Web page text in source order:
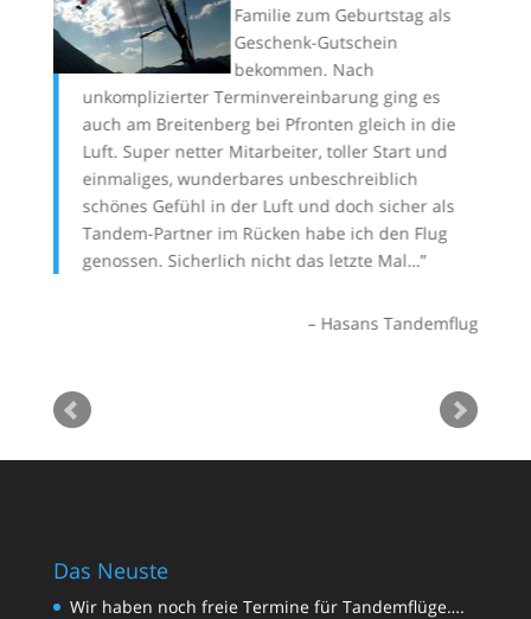
Familie zum Geburtstag als
Geschenk-Gutschein
bekommen. Nach
unkomplizierter Terminvereinbarung ging es
auch am Breitenberg bei Pfronten gleich in die
Luft. Super netter Mitarbeiter, toller Start und
einmaliges, wunderbares unbeschreiblich
schönes Gefühl in der Luft und doch sicher als
Tandem-Partner im Rücken habe ich den Flug
genossen. Sicherlich nicht das letzte Mal…
Hasans Tandemflug
Das Neuste
Wir haben noch freie Termine für Tandemflüge….